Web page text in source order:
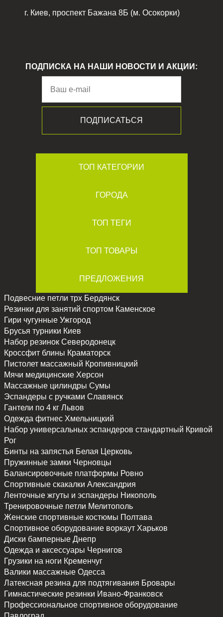
г. Киев, проспект Бажана 8Б (м. Осокорки)
ПОДПИСКА НА НАШИ НОВОСТИ И АКЦИИ:
ТОП КАТЕГОРИИ
ГОРОДА
ТОП ТЕГИ
ТОП ТОВАРЫ
ПРЕДЛОЖЕНИЯ
Подвесние петли трх Бердянск
Резинки для занятий спортом Каменское
Гири чугунные Ужгород
Брусья турники Киев
Набор резинок Северодонецк
Кроссфит блины Краматорск
Пистолет массажный Кропивницкий
Мячи медицинские Херсон
Массажные цилиндры Сумы
Эспандеры с ручками Славянск
Гантели по 4 кг Львов
Одежда фитнес Хмельницкий
Набор универсальных эспандеров стандартный Кривой
Рог
Бинты на запястья Белая Церковь
Пружинные замки Черновцы
Балансировочные платформы Ровно
Спортивные скакалки Александрия
Ленточные жгуты и эспандеры Никополь
Тренировочные петли Мелитополь
Женские спортивные костюмы Полтава
Спортивное оборудование воркаут Харьков
Диски бамперные Днепр
Одежда и аксессуары Чернигов
Грузики на ноги Кременчуг
Валики массажные Одесса
Латексная резина для подтягивания Бровары
Гимнастические резинки Ивано-Франковск
Профессиональное спортивное оборудование